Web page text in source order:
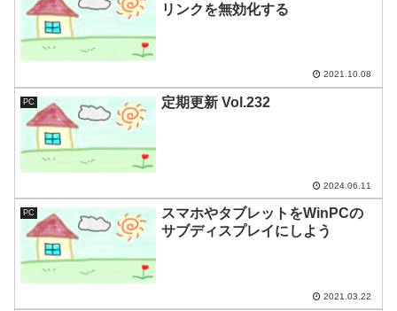
リンクを無効化する
2021.10.08
PC 定期更新 Vol.232
2024.06.11
PC
スマホやタブレットをWinPCの
サブディスプレイにしよう
2021.03.22